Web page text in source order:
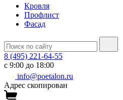
Кровля
Профлист
Фасад
8 (495) 221-64-55
с 9:00 до 18:00
info@poetalon.ru
Адрес скопирован